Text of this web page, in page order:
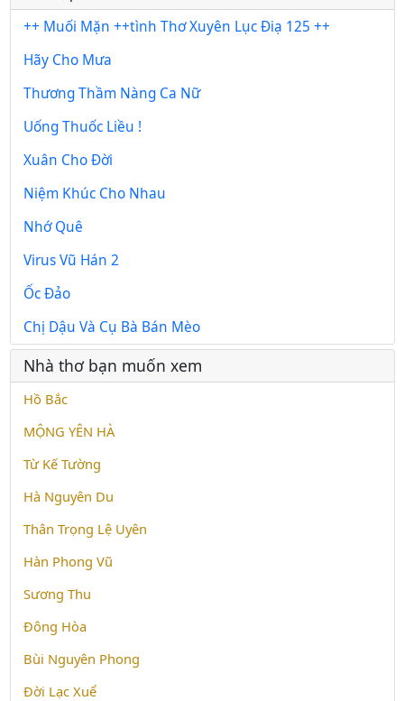
++ Muối Mặn ++tình Thơ Xuyên Lục Điạ 125 ++
Hãy Cho Mưa
Thương Thầm Nàng Ca Nữ
Uống Thuốc Liều !
Xuân Cho Đời
Niệm Khúc Cho Nhau
Nhớ Quê
Virus Vũ Hán 2
Ốc Đảo
Chị Dậu Và Cụ Bà Bán Mèo
Nhà thơ bạn muốn xem
Hồ Bắc
MỘNG YÊN HÀ
Từ Kế Tường
Hà Nguyên Du
Thân Trọng Lệ Uyên
Hàn Phong Vũ
Sương Thu
Đông Hòa
Bùi Nguyên Phong
Đời Lạc Xuể